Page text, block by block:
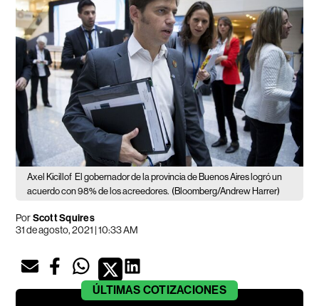
Axel Kicillof El gobernador de la provincia de Buenos Aires logró un
acuerdo con 98% de los acreedores. (Bloomberg/Andrew Harrer)
PorScott Squires
31 de agosto, 2021 | 10:33 AM
ÚLTIMAS COTIZACIONES